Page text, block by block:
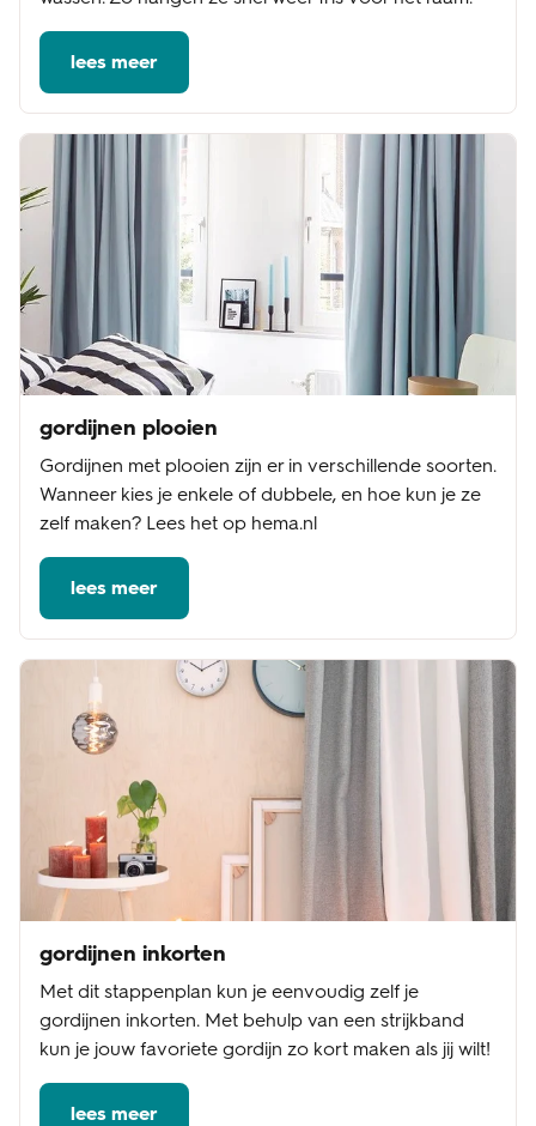
lees meer
gordijnen plooien
Gordijnen met plooien zijn er in verschillende soorten.
Wanneer kies je enkele of dubbele, en hoe kun je ze
zelf maken? Lees het op hema.nl
lees meer
gordijnen inkorten
Met dit stappenplan kun je eenvoudig zelf je
gordijnen inkorten. Met behulp van een strijkband
kun je jouw favoriete gordijn zo kort maken als jij wilt!
lees meer